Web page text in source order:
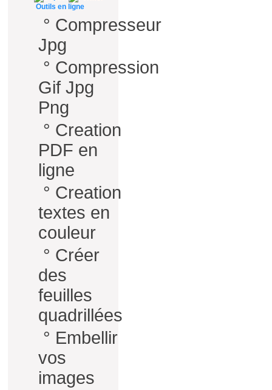
Outils en ligne
° Compresseur
Jpg
° Compression
Gif Jpg
Png
° Creation
PDF en
ligne
° Creation
textes en
couleur
° Créer
des
feuilles
quadrillées
° Embellir
vos
images